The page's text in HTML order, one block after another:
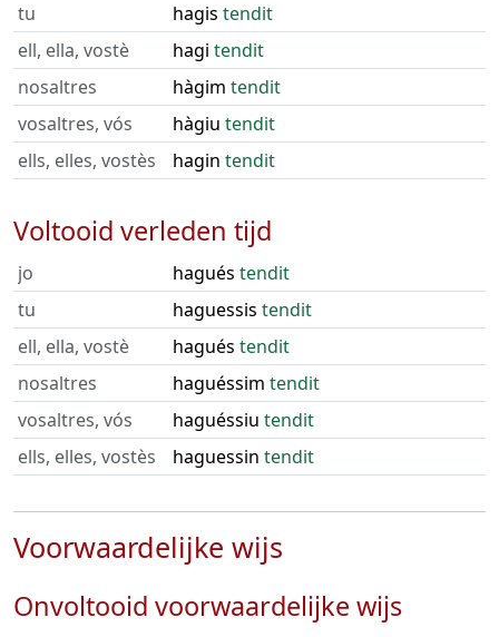
tu
hagis tendit
ell, ella, vostè
hagi tendit
nosaltres
hàgim tendit
vosaltres, vós
hàgiu tendit
ells, elles, vostès
hagin tendit
Voltooid verleden tijd
jo hagués tendit
tu
haguessis tendit
ell, ella, vostè
hagués tendit
nosaltres
haguéssim tendit
vosaltres, vós
haguéssiu tendit
ells, elles, vostès
haguessin tendit
Voorwaardelijke wijs
Onvoltooid voorwaardelijke wijs